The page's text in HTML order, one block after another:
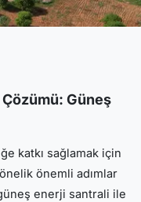
Güneş
katkı sağlamak için
önemli adımlar
enerji santrali ile